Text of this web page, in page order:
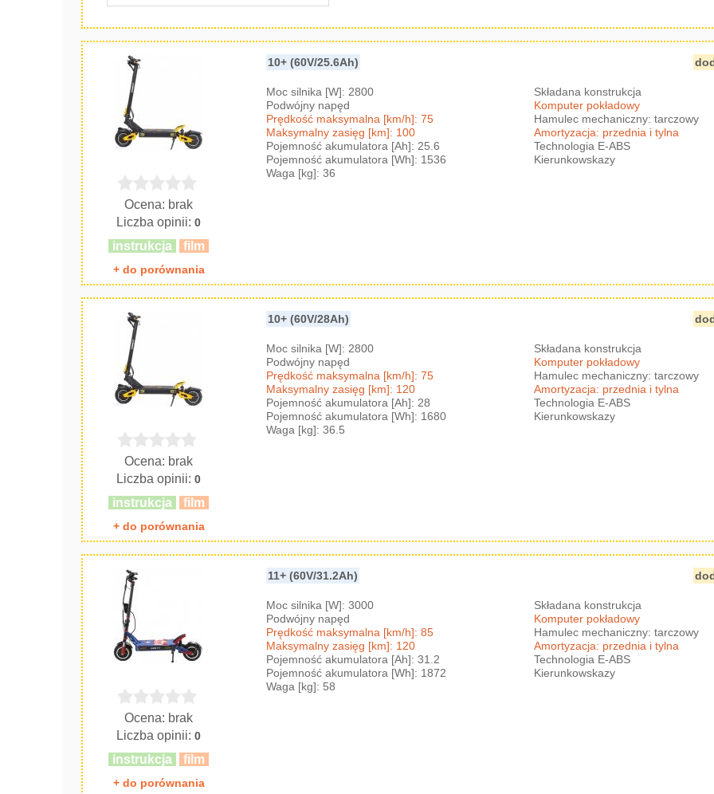
10+ (60V/25.6Ah)
Ocena: brak
Liczba opinii:0
instrukcja film
Moc silnika [W]: 2800
Podwójny napęd
Prędkość maksymalna [km/h]: 75
Maksymalny zasięg [km]: 100
Pojemność akumulatora [Ah]: 25.6
Pojemność akumulatora [Wh]: 1536
Waga [kg]: 36
Składana konstrukcja
Komputer pokładowy
Hamulec mechaniczny: tarczowy
Amortyzacja: przednia i tylna
Technologia E-ABS
Kierunkowskazy
+ do porównania
10+ (60V/28Ah)
Ocena: brak
Liczba opinii:0
instrukcja film
Moc silnika [W]: 2800
Podwójny napęd
Prędkość maksymalna [km/h]: 75
Maksymalny zasięg [km]: 120
Pojemność akumulatora [Ah]: 28
Pojemność akumulatora [Wh]: 1680
Waga [kg]: 36.5
Składana konstrukcja
Komputer pokładowy
Hamulec mechaniczny: tarczowy
Amortyzacja: przednia i tylna
Technologia E-ABS
Kierunkowskazy
+ do porównania
11+ (60V/31.2Ah)
Ocena: brak
Liczba opinii:0
instrukcja film
Moc silnika [W]: 3000
Podwójny napęd
Prędkość maksymalna [km/h]: 85
Maksymalny zasięg [km]: 120
Pojemność akumulatora [Ah]: 31.2
Pojemność akumulatora [Wh]: 1872
Waga [kg]: 58
Składana konstrukcja
Komputer pokładowy
Hamulec mechaniczny: tarczowy
Amortyzacja: przednia i tylna
Technologia E-ABS
Kierunkowskazy
+ do porównania